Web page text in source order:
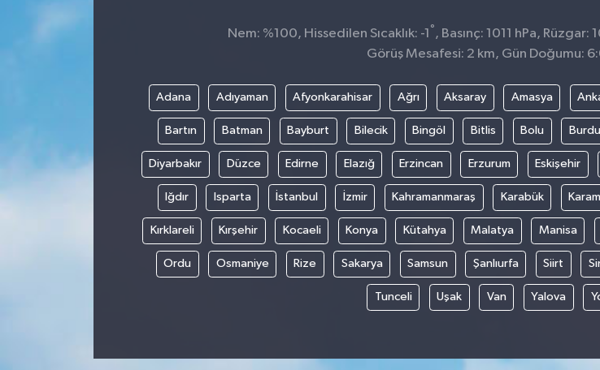
Nem: %100, Hissedilen Sıcaklık: -1 ° , Basınç: 1011 hPa, Rüzgar:
Görüş Mesafesi: 2 km, Gün Doğumu:
Adana Adıyaman Afyonkarahisar Ağrı Aksaray Amasya
Bartın Batman Bayburt Bilecik Bingöl Bitlis Bolu
Diyarbakır Düzce Edirne Elazığ Erzincan Erzurum Eskişehir
Iğdır Isparta İstanbul İzmir Kahramanmaraş Karabük
Kırklareli Kırşehir Kocaeli Konya Kütahya Malatya Manisa
Ordu Osmaniye Rize Sakarya Samsun Şanlıurfa Siirt
Tunceli Uşak Van Yalova